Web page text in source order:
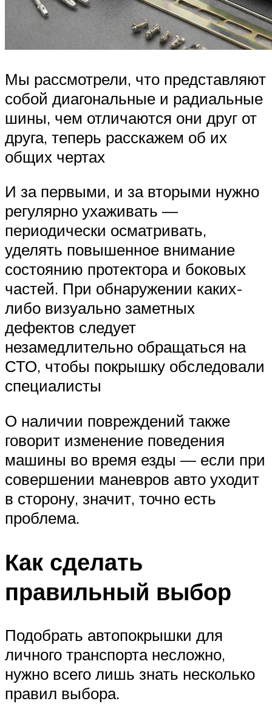
Мы рассмотрели, что представляют
собой диагональные и радиальные
шины, чем отличаются они друг от
друга, теперь расскажем об их
общих чертах
И за первыми, и за вторыми нужно
регулярно ухаживать —
периодически осматривать,
уделять повышенное внимание
состоянию протектора и боковых
частей. При обнаружении каких-
либо визуально заметных
дефектов следует
незамедлительно обращаться на
СТО, чтобы покрышку обследовали
специалисты
О наличии повреждений также
говорит изменение поведения
машины во время езды — если при
совершении маневров авто уходит
в сторону, значит, точно есть
проблема.
Как сделать
правильный выбор
Подобрать автопокрышки для
личного транспорта несложно,
нужно всего лишь знать несколько
правил выбора.